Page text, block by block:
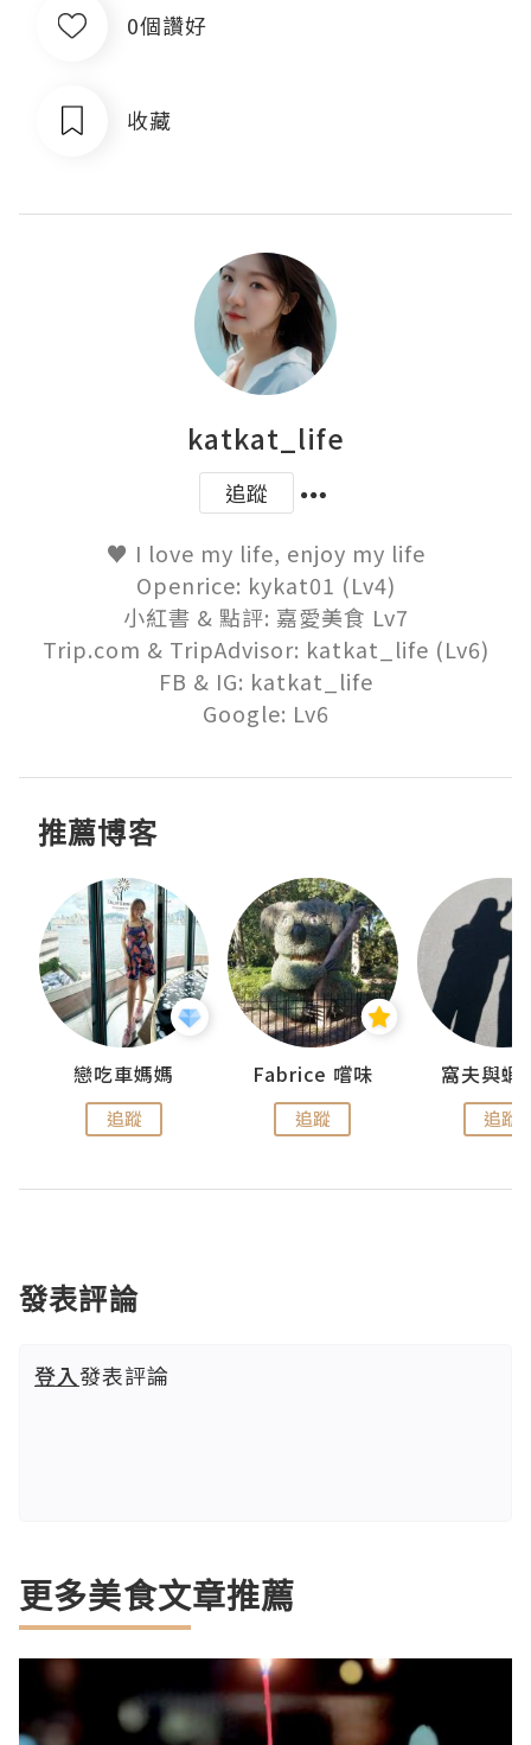
0個讚好
收藏
katkat_life
追蹤
♥ I love my life, enjoy my life
Openrice: kykat01 (Lv4)
小紅書 & 點評: 嘉愛美食 Lv7
Trip.com & TripAdvisor: katkat_life (Lv6)
FB & IG: katkat_life
Google: Lv6
推薦博客
戀吃車媽媽
追蹤
Fabrice 嚐味
追蹤
窩夫與蝦
追蹤
發表評論
登入發表評論
更多美食文章推薦